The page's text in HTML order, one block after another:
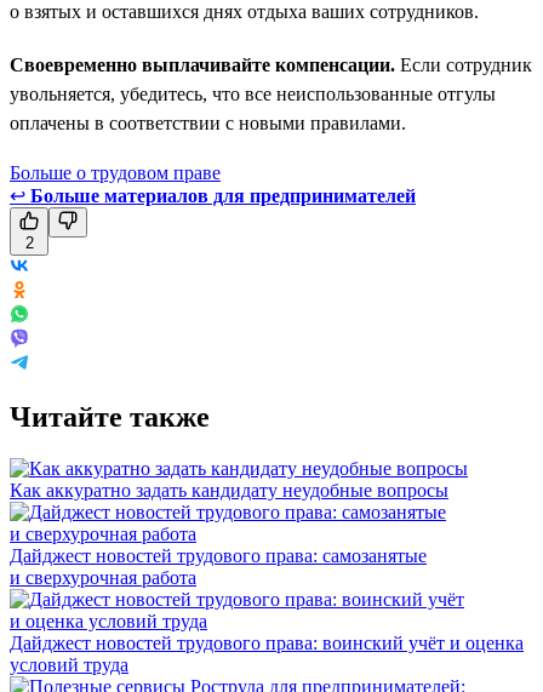
о взятых и оставшихся днях отдыха ваших сотрудников.
Своевременно выплачивайте компенсации. Если сотрудник
увольняется, убедитесь, что все неиспользованные отгулы
оплачены в соответствии с новыми правилами.
Больше о трудовом праве
↩ Больше материалов для предпринимателей
2
Читайте также
Как аккуратно задать кандидату неудобные вопросы
Дайджест новостей трудового права: самозанятые
и сверхурочная работа
Дайджест новостей трудового права: воинский учёт и оценка
условий труда